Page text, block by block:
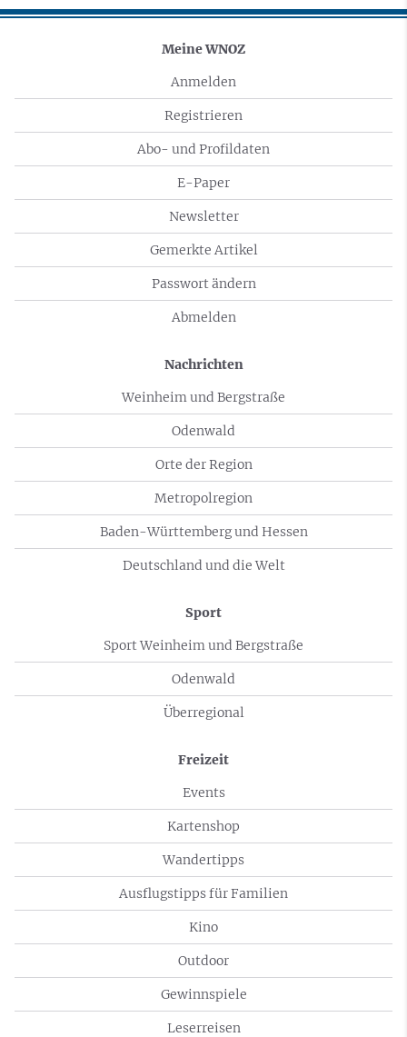
Meine WNOZ
Anmelden
Registrieren
Abo- und Profildaten
E-Paper
Newsletter
Gemerkte Artikel
Passwort ändern
Abmelden
Nachrichten
Weinheim und Bergstraße
Odenwald
Orte der Region
Metropolregion
Baden-Württemberg und Hessen
Deutschland und die Welt
Sport
Sport Weinheim und Bergstraße
Odenwald
Überregional
Freizeit
Events
Kartenshop
Wandertipps
Ausflugstipps für Familien
Kino
Outdoor
Gewinnspiele
Leserreisen